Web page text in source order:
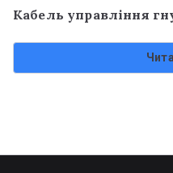
Кабель управління